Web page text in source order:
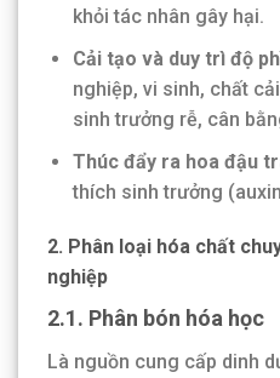
khỏi tác nhân gây hại.
Cải tạo và duy trì độ
nghiệp, vi sinh, chất
sinh trưởng rễ, cân
Thúc đẩy ra hoa đậu
thích sinh trưởng
2. Phân loại hóa chất
nghiệp
2.1. Phân bón hóa học
Là nguồn cung cấp dinh